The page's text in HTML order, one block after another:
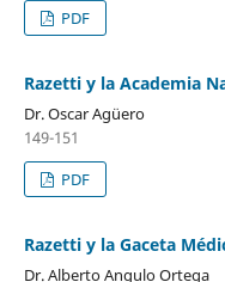
PDF
Razetti y la Academia
Dr. Oscar Agüero
149-151
PDF
Razetti y la Gaceta
Dr. Alberto Angulo Ortega